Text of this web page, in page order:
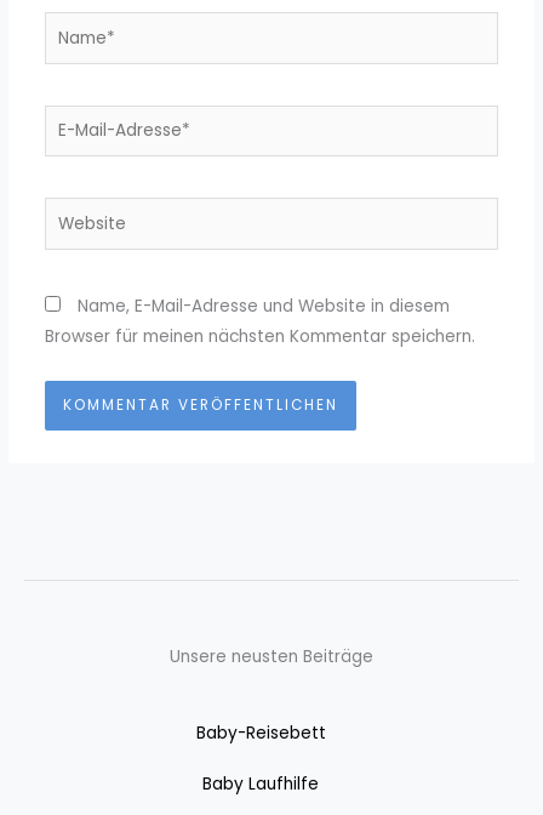
Name*
E-
Mail-
Website
Name, E-Mail-Adresse und Website in diesem
Browser für meinen nächsten Kommentar speichern.
Unsere neusten Beiträge
Baby-Reisebett
Baby Laufhilfe